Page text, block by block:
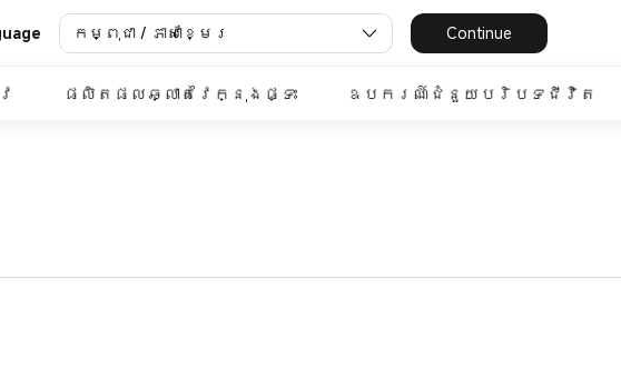
កម្ពុជា / ភាសាខ្មែរ Continue
ផលិតផលឆ្លាតវៃក្នុងផ្ទះ ឧបករណ៍ជំនួយបរិបទជីវិត